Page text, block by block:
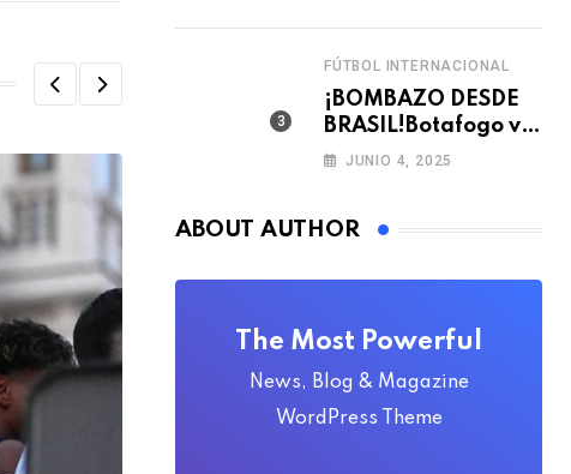
FÚTBOL INTERNACIONAL
¡BOMBAZO DESDE
BRASIL!Botafogo va
con TODO por el
JUNIO 4, 2025
ABOUT AUTHOR
The Most Powerful
News, Blog & Magazine
WordPress Theme